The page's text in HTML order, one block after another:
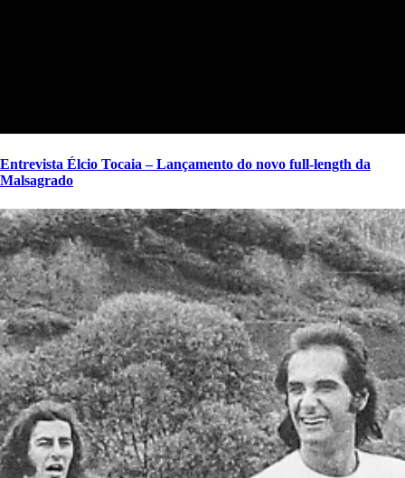
Entrevista Élcio Tocaia – Lançamento do novo full-length da
Malsagrado